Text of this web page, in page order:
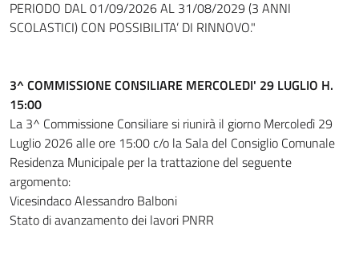
PERIODO DAL 01/09/2026 AL 31/08/2029 (3 ANNI
SCOLASTICI) CON POSSIBILITA’ DI RINNOVO."
3^ COMMISSIONE CONSILIARE MERCOLEDI' 29 LUGLIO H.
15:00
La 3^ Commissione Consiliare si riunirà il giorno Mercoledì 29
Luglio 2026 alle ore 15:00 c/o la Sala del Consiglio Comunale
Residenza Municipale per la trattazione del seguente
argomento:
Vicesindaco Alessandro Balboni
Stato di avanzamento dei lavori PNRR